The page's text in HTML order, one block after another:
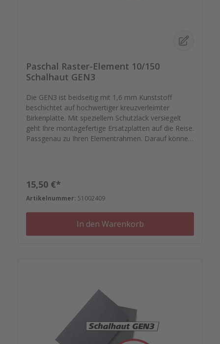
Paschal Raster-Element 10/150
Schalhaut GEN3
Die GEN3 ist beidseitig mit 1,6 mm Kunststoff
beschichtet auf hochwertiger kreuzverleimter
Birkenplatte. Mit speziellem Schutzlack versiegelt
geht Ihre montagefertige Ersatzplatten auf die Reise.
Passgenau zu Ihren Elementrahmen. Darauf können
Kunststoffeinsätzen bis zu Reparaturplättchen.
Regulärer Preis:
15,50 €*
Artikelnummer: 51002409
In den Warenkorb